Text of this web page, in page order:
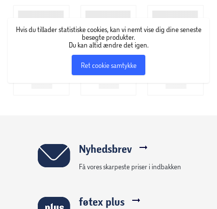
Hvis du tillader statistiske cookies, kan vi nemt vise dig dine seneste
besøgte produkter.
Du kan altid ændre det igen.
Ret cookie samtykke
Nyhedsbrev
Få vores skarpeste priser i indbakken
føtex plus